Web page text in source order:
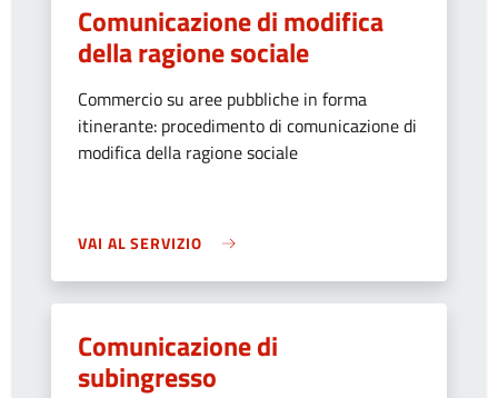
Comunicazione di modifica
della ragione sociale
Commercio su aree pubbliche in forma
itinerante: procedimento di comunicazione di
modifica della ragione sociale
VAI AL SERVIZIO
Comunicazione di
subingresso